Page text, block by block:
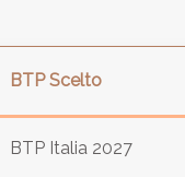
BTP Scelto
BTP Italia 2027